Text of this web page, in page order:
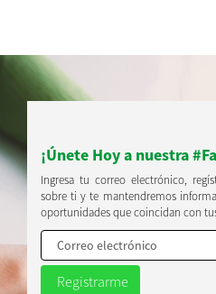
¡Únete Hoy a nuestra
Ingresa tu correo electrónico,
sobre ti y te mantendremos
oportunidades que coincidan con